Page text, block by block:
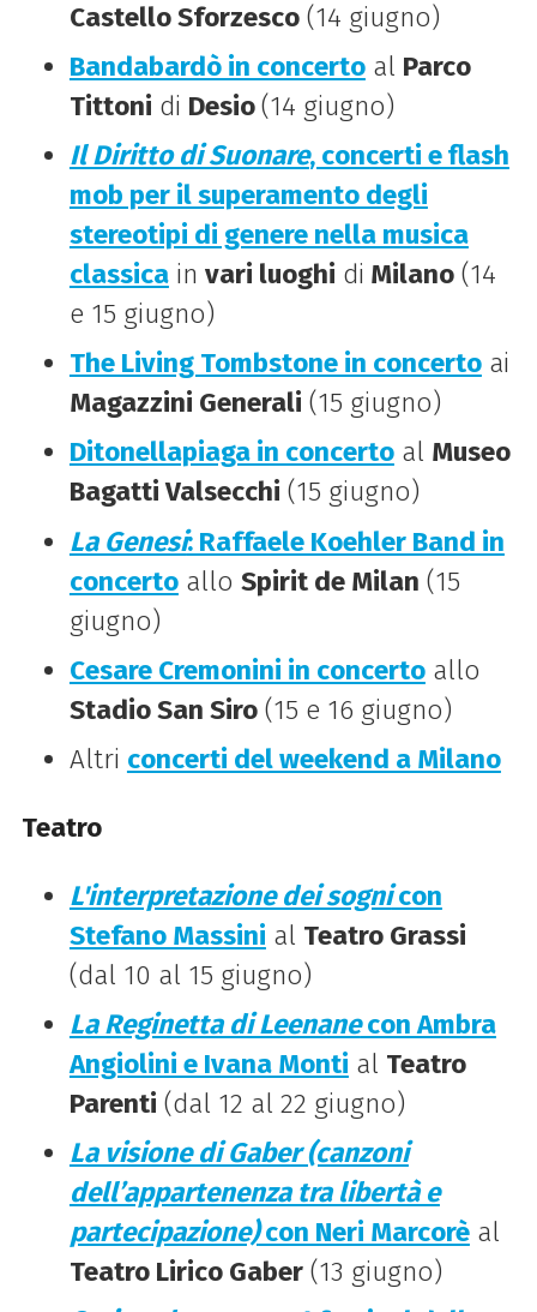
Castello Sforzesco(14 giugno)
Bandabardò in concertoal Parco
Tittoni di Desio(14 giugno)
Il Diritto di Suonare, concerti e flash
mob per il superamento degli
stereotipi di genere nella musica
classicain vari luoghi di Milano(14
e 15 giugno)
The Living Tombstone in concertoai
Magazzini Generali (15 giugno)
Ditonellapiaga in concertoal Museo
Bagatti Valsecchi (15 giugno)
La Genesi: Raffaele Koehler Band in
concertoallo Spirit de Milan (15
giugno)
Cesare Cremonini in concertoallo
Stadio San Siro(15 e 16 giugno)
Altri concerti del weekend a Milano
Teatro
L'interpretazione dei sognicon
Stefano Massini al Teatro Grassi
(dal 10 al 15 giugno)
La Reginetta di Leenanecon Ambra
Angiolini e Ivana Monti al Teatro
Parenti (dal 12 al 22 giugno)
La visione di Gaber (canzoni
dell’appartenenza tra libertà e
partecipazione)con Neri Marcorèal
Teatro Lirico Gaber(13 giugno)